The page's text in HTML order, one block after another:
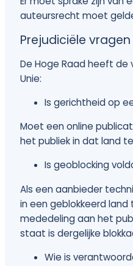
auteursrecht moet
Prejudiciële
De Hoge Raad heeft de
Unie:
Is gerichtheid op
Moet een online
het publiek in dat land
Is geoblocking
Als een aanbieder
in een geblokkeerd land
mededeling aan het
staat is dergelijke
Wie is